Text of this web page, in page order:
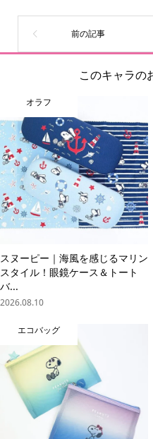
このキャラの
オラフ
スヌーピー｜海風を感じるマリン
スタイル！眼鏡ケース＆トート
バ...
2026.08.10
エコバッグ